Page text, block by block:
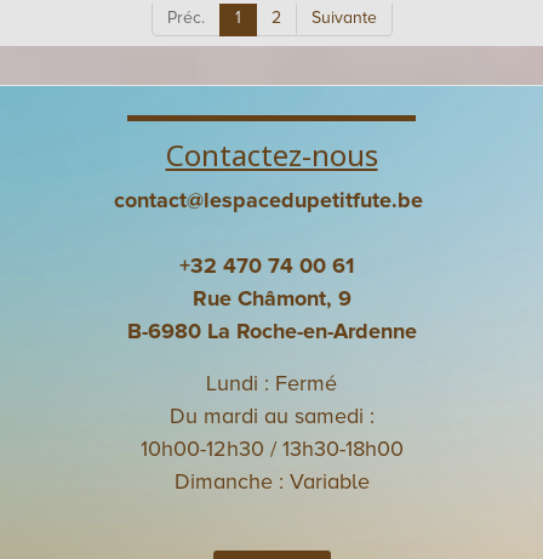
Préc. 1 2 Suivante
Contactez-nous
contact@lespacedupetitfute.be
+32 470 74 00 61
Rue Châmont, 9
B-6980 La Roche-en-Ardenne
Lundi : Fermé
Du mardi au samedi :
10h00-12h30 / 13h30-18h00
Dimanche : Variable